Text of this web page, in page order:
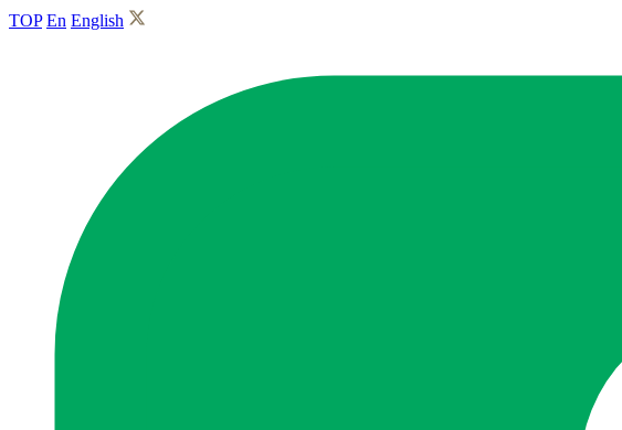
TOP En English